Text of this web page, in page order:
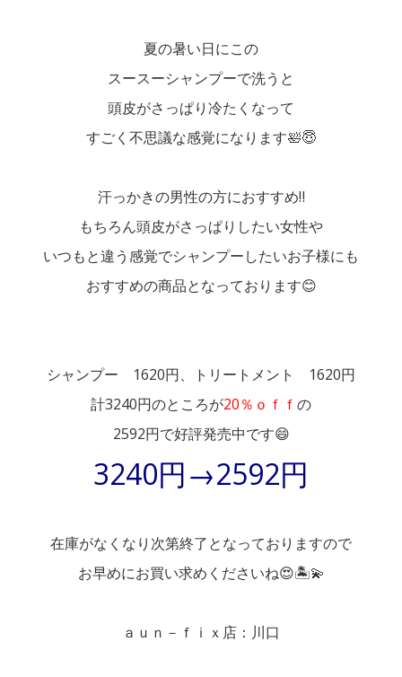
夏の暑い日にこの
スースーシャンプーで洗うと
頭皮がさっぱり冷たくなって
すごく不思議な感覚になります🛀😇
汗っかきの男性の方におすすめ‼
もちろん頭皮がさっぱりしたい女性や
いつもと違う感覚でシャンプーしたいお子様にも
おすすめの商品となっております😊
シャンプー 1620円、トリートメント 1620円
計3240円のところが20％ｏｆｆ の
2592円で好評発売中です😄
3240円→2592円
在庫がなくなり次第終了となっておりますので
お早めにお買い求めくださいね😍🏝💫
ａｕｎ－ｆｉｘ店：川口